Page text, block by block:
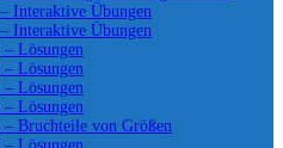
Interaktive Übungen
Interaktive Übungen
Lösungen
Lösungen
Lösungen
Lösungen
Bruchteile von Größen